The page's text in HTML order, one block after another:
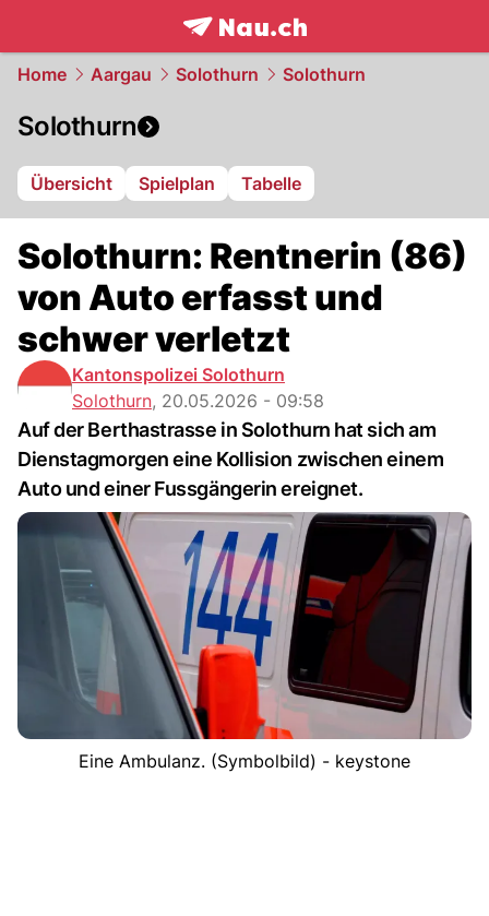
frontpage.NAU.ch
Home Aargau Solothurn Solothurn
Solothurn
Übersicht Spielplan Tabelle
Solothurn: Rentnerin (86)
von Auto erfasst und
schwer verletzt
Kantonspolizei Solothurn
Solothurn, 20.05.2026 - 09:58
Auf der Berthastrasse in Solothurn hat sich am
Dienstagmorgen eine Kollision zwischen einem
Auto und einer Fussgängerin ereignet.
Eine Ambulanz. (Symbolbild) - keystone